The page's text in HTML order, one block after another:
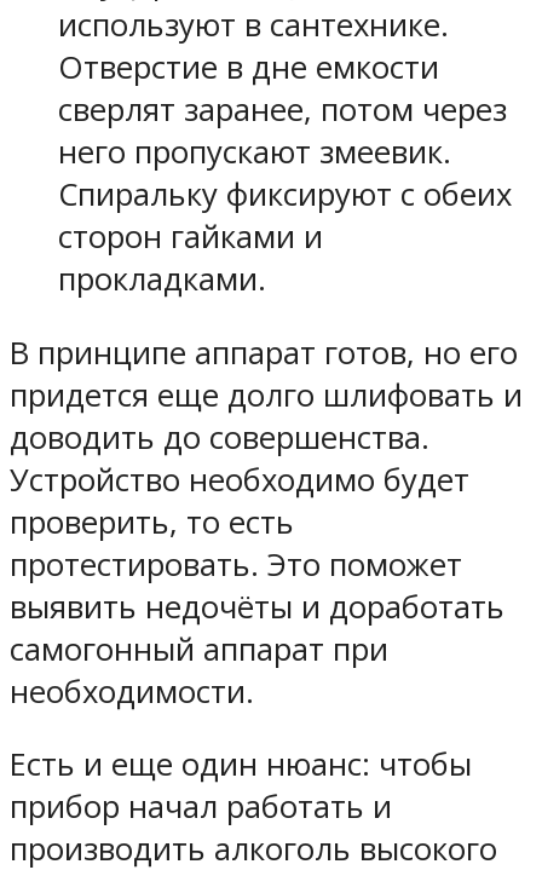
используют в сантехнике.
Отверстие в дне емкости
сверлят заранее, потом через
него пропускают змеевик.
Спиральку фиксируют с обеих
сторон гайками и
прокладками.
В принципе аппарат готов, но его
придется еще долго шлифовать и
доводить до совершенства.
Устройство необходимо будет
проверить, то есть
протестировать. Это поможет
выявить недочёты и доработать
самогонный аппарат при
необходимости.
Есть и еще один нюанс: чтобы
прибор начал работать и
производить алкоголь высокого